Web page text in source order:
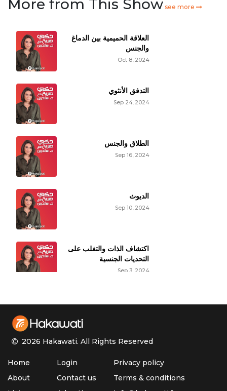
More from This Show see more
العلاقة الحميمية بين الدماغ
والجنس
Oct 8, 2024
التدفق الأنثوي
Sep 24, 2024
الطلاق والجنس
Sep 16, 2024
الديوث
Sep 10, 2024
اكتشاف الذات والتغلب على
التحديات الجنسية
Sep 3, 2024
الوظيفة الجنسية
Aug 20, 2024
2026 Hakawati. All Rights Reserved
Home
About
Login
Contact us
Privacy policy
Terms & conditions